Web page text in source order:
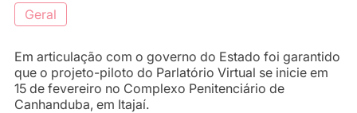
Geral
Em articulação com o governo do Estado foi garantido
que o projeto-piloto do Parlatório Virtual se inicie em
15 de fevereiro no Complexo Penitenciário de
Canhanduba, em Itajaí.